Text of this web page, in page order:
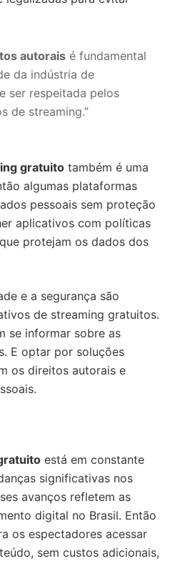
autorais é fundamental
da indústria de
ser respeitada pelos
de streaming.”
gratuito também é uma
algumas plataformas
pessoais sem proteção
aplicativos com políticas
protejam os dados dos
e a segurança são
de streaming gratuitos.
se informar sobre as
E optar por soluções
os direitos autorais e
está em constante
significativas nos
avanços refletem as
digital no Brasil. Então
os espectadores acessar
sem custos adicionais,